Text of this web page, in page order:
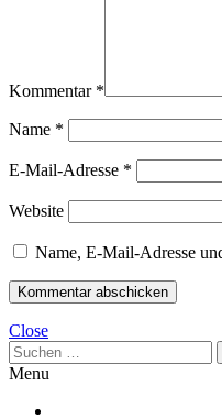
Kommentar *
Name *
E-Mail-Adresse *
Website
Name, E-Mail-Adresse
Close
Suchen
nach:
Menu